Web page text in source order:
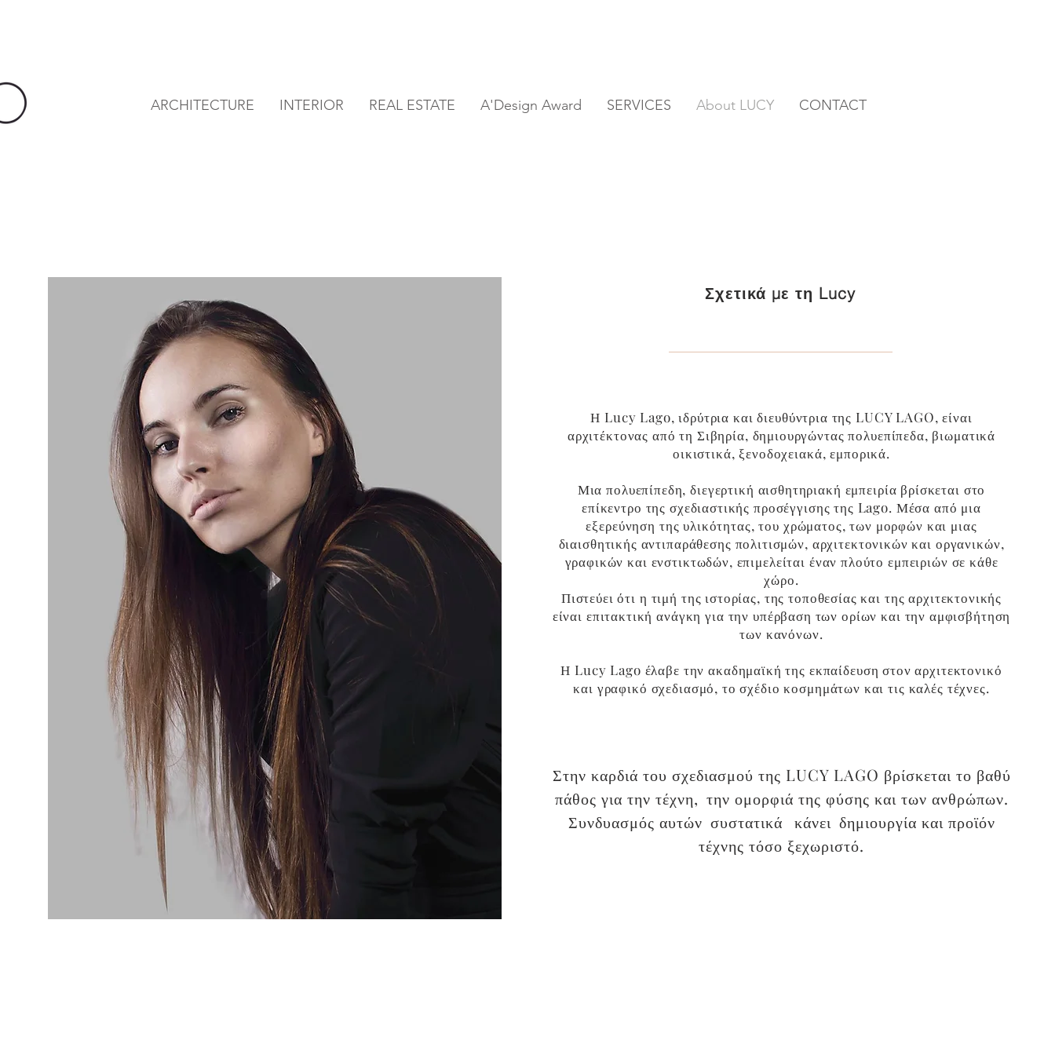
ARCHITECTURE INTERIOR REAL ESTATE A'Design Award SERVICES About LUCY CONTACT
Σχετικά με τη Lucy
Η Lucy Lago, ιδρύτρια και διευθύντρια της LUCY LAGO, είναι
αρχιτέκτονας από τη Σιβηρία, δημιουργώντας πολυεπίπεδα, βιωματικά
οικιστικά, ξενοδοχειακά, εμπορικά.
Μια πολυεπίπεδη, διεγερτική αισθητηριακή εμπειρία βρίσκεται στο
επίκεντρο της σχεδιαστικής προσέγγισης της Lago. Μέσα από μια
εξερεύνηση της υλικότητας, του χρώματος, των μορφών και μιας
διαισθητικής αντιπαράθεσης πολιτισμών, αρχιτεκτονικών και οργανικών,
γραφικών και ενστικτωδών, επιμελείται έναν πλούτο εμπειριών σε κάθε
χώρο.
Πιστεύει ότι η τιμή της ιστορίας, της τοποθεσίας και της αρχιτεκτονικής
είναι επιτακτική ανάγκη για την υπέρβαση των ορίων και την αμφισβήτηση
των κανόνων.
Η Lucy Lago έλαβε την ακαδημαϊκή της εκπαίδευση στον αρχιτεκτονικό
και γραφικό σχεδιασμό, το σχέδιο κοσμημάτων και τις καλές τέχνες.
Στην καρδιά του σχεδιασμού της LUCY LAGO βρίσκεται το βαθύ
πάθος για την τέχνη, την ομορφιά της φύσης και των ανθρώπων.
Συνδυασμός αυτών συστατικά κάνει δημιουργία και προϊόν
τέχνης τόσο ξεχωριστό.